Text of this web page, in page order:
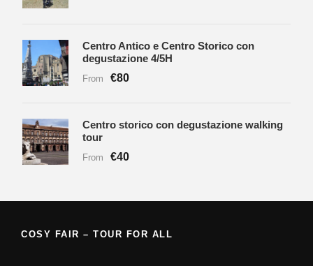
Centro Antico e Centro Storico con
degustazione 4/5H
From €80
Centro storico con degustazione walking
tour
From €40
COSY FAIR – TOUR FOR ALL